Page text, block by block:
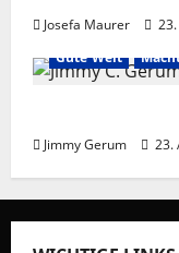
Josefa Maurer
Gute Welt
Jimmy Gerum 23.